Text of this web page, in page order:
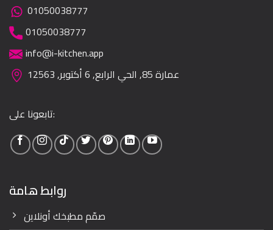
01050038777
01050038777
info@i-kitchen.app
عمارة 85, الحي الرابع, 6 أكتوبر, 12563
تابعونا على:
روابط هامة
صمّم مطبخك أونلاين